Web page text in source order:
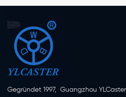
Gegründet 1997, Guangzhou